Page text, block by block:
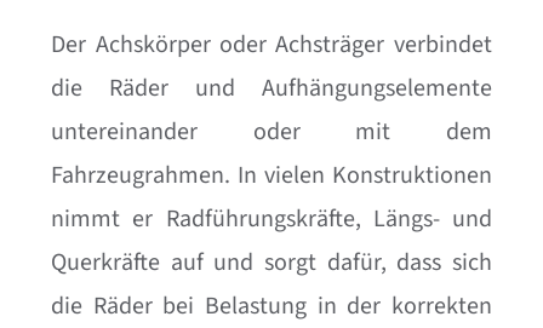
Der Achskörper oder Achsträger verbindet
die Räder und Aufhängungselemente
untereinander oder mit dem
Fahrzeugrahmen. In vielen Konstruktionen
nimmt er Radführungskräfte, Längs- und
Querkräfte auf und sorgt dafür, dass sich
die Räder bei Belastung in der korrekten